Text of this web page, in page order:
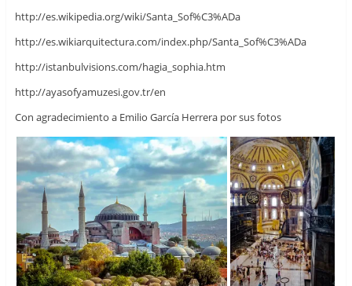
http://es.wikipedia.org/wiki/Santa_Sof%C3%ADa
http://es.wikiarquitectura.com/index.php/Santa_Sof%C3%ADa
http://istanbulvisions.com/hagia_sophia.htm
http://ayasofyamuzesi.gov.tr/en
Con agradecimiento a Emilio García Herrera por sus fotos